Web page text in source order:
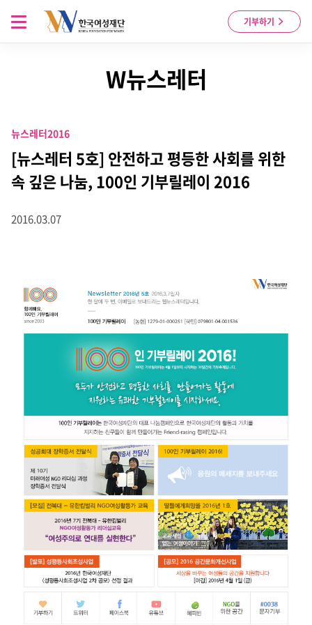
Skip to content
기부하기
메뉴 열기
W뉴스레터
뉴스레터2016
[뉴스레터 5호] 안전하고 평등한 사회를 위한
속 깊은 나눔, 100인 기부릴레이 2016
2016.03.07